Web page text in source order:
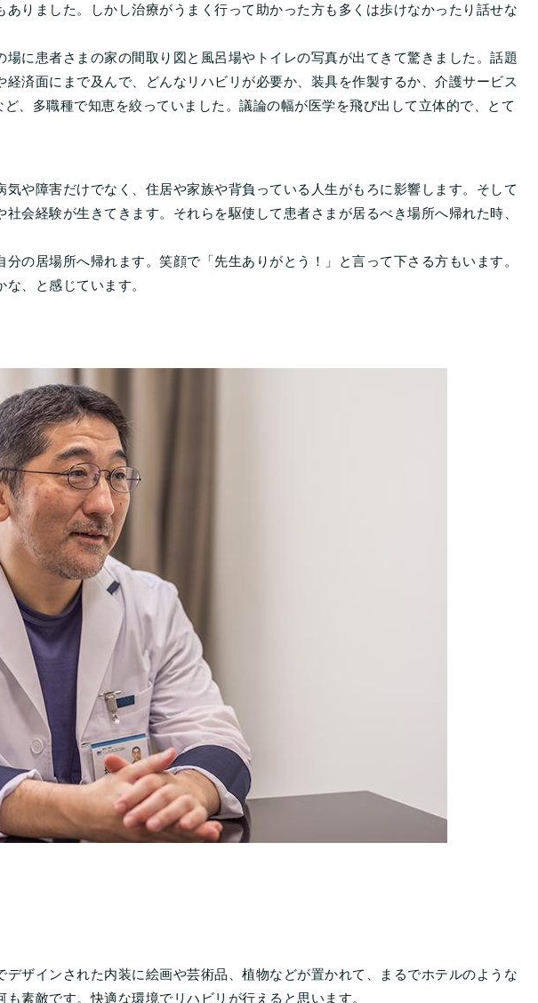
りました。しかし治療がうまく行って助かった方も多くは歩けなかったり話せな
に患者さまの家の間取り図と風呂場やトイレの写真が出てきて驚きました。話題
済面にまで及んで、どんなリハビリが必要か、装具を作製するか、介護サービス
、多職種で知恵を絞っていました。議論の幅が医学を飛び出して立体的で、とて
や障害だけでなく、住居や家族や背負っている人生がもろに影響します。そして
会経験が生きてきます。それらを駆使して患者さまが居るべき場所へ帰れた時、
の居場所へ帰れます。笑顔で「先生ありがとう！」と言って下さる方もいます。
、と感じています。
ザインされた内装に絵画や芸術品、植物などが置かれて、まるでホテルのような
素敵です。快適な環境でリハビリが行えると思います。